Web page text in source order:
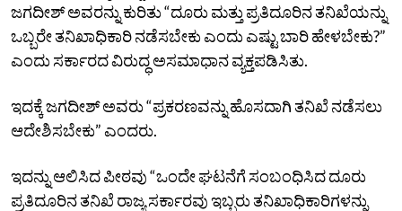
ಜಗದೀಶ್‌ ಅವರನ್ನು ಕುರಿತು “ದೂರು ಮತ್ತು ಪ್ರತಿದೂರಿನ ತನಿಖೆಯನ್ನು
ಒಬ್ಬರೇ ತನಿಖಾಧಿಕಾರಿ ನಡೆಸಬೇಕು ಎಂದು ಎಷ್ಟು ಬಾರಿ ಹೇಳಬೇಕು?”
ಎಂದು ಸರ್ಕಾರದ ವಿರುದ್ಧ ಅಸಮಾಧಾನ ವ್ಯಕ್ತಪಡಿಸಿತು.
ಇದಕ್ಕೆ ಜಗದೀಶ್‌ ಅವರು “ಪ್ರಕರಣವನ್ನು ಹೊಸದಾಗಿ ತನಿಖೆ ನಡೆಸಲು
ಆದೇಶಿಸಬೇಕು” ಎಂದರು.
ಇದನ್ನು ಆಲಿಸಿದ ಪೀಠವು “ಒಂದೇ ಘಟನೆಗೆ ಸಂಬಂಧಿಸಿದ ದೂರು
ಪ್ರತಿದೂರಿನ ತನಿಖೆ ರಾಜ್ಯ ಸರ್ಕಾರವು ಇಬ್ಬರು ತನಿಖಾಧಿಕಾರಿಗಳನ್ನು